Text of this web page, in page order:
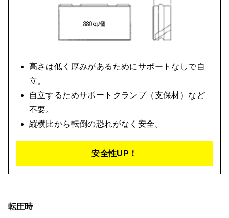
高さは低く厚みがあるためにサポートなしで自
立。
自立するためサポートクランプ（支保材）など
不要。
縦横比から転倒の恐れがなく安全。
安全性UP！
転圧時